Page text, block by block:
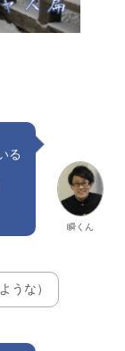
瞬くん
る
うな）